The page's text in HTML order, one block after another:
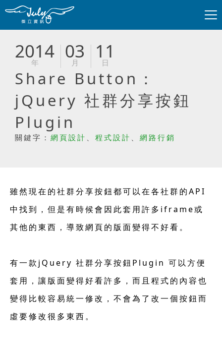
2014
年 03
月 11
日
Share Button：
jQuery 社群分享按鈕
Plugin
關鍵字： 網頁設計 、 程式設計 、 網路行銷
雖然現在的社群分享按鈕都可以在各社群的API
中找到，但是有時候會因此套用許多iframe或
其他的東西，導致網頁的版面變得不好看。
有一款jQuery 社群分享按鈕Plugin 可以方便
套用，讓版面變得好看許多，而且程式的內容也
變得比較容易統一修改，不會為了改一個按鈕而
虛要修改很多東西。